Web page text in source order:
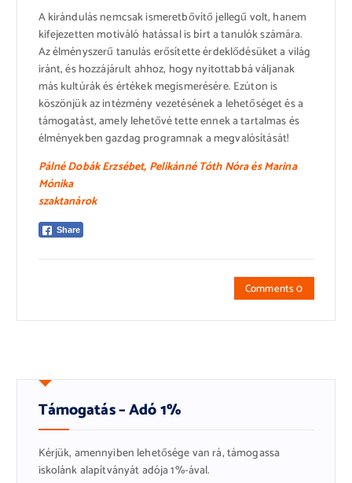
A kirándulás nemcsak ismeretbővítő jellegű volt, hanem
kifejezetten motiváló hatással is bírt a tanulók számára.
Az élményszerű tanulás erősítette érdeklődésüket a világ
iránt, és hozzájárult ahhoz, hogy nyitottabbá váljanak
más kultúrák és értékek megismerésére. Ezúton is
köszönjük az intézmény vezetésének a lehetőséget és a
támogatást, amely lehetővé tette ennek a tartalmas és
élményekben gazdag programnak a megvalósítását!
Pálné Dobák Erzsébet, Pelikánné Tóth Nóra és Marina
Mónika
szaktanárok
Share
Comments 0
Támogatás – Adó 1%
Kérjük, amennyiben lehetősége van rá, támogassa
iskolánk alapítványát adója 1%-ával.